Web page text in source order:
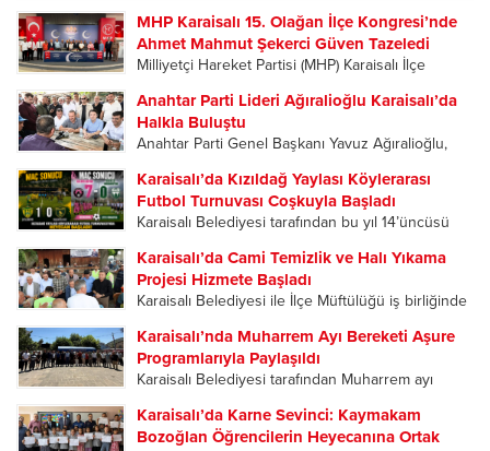
MHP Karaisalı 15. Olağan İlçe Kongresi’nde
Ahmet Mahmut Şekerci Güven Tazeledi
Milliyetçi Hareket Partisi (MHP) Karaisalı İlçe
katılımla gerçekleştirildi. Tek listeyle gidilen
kongrede mevcut İlçe Başkanı Ahmet Mahmut
Şekerci, delegelerin oylarıyla yeniden ilçe
başkanlığına seçilerek...
Anahtar Parti Lideri Ağıralioğlu Karaisalı’da
Halkla Buluştu
Anahtar Parti Genel Başkanı Yavuz Ağıralioğlu,
Yayla Şenlikleri kapsamında geldiği Karaisalı’da
vatandaşların ilgisiyle karşılandı. Karaisalı’da
partililer, Ağıralioğlu’nu çiçeklerle karşıladı.
Karşılama programına Anahtar Parti Adana...
Karaisalı’da Kızıldağ Yaylası Köylerarası
Futbol Turnuvası Coşkuyla Başladı
Karaisalı Belediyesi tarafından bu yıl 14’üncüsü
Turnuvası, düzenlenen açılış programıyla başladı.
Sporun ve dostluğun buluştuğu organizasyonun
ilk gününde oynanan karşılaşmalar
futbolseverlere heyecan dolu anlar yaşattı....
Karaisalı’da Cami Temizlik ve Halı Yıkama
Projesi Hizmete Başladı
Karaisalı Belediyesi ile İlçe Müftülüğü iş birliğinde
Halı Yıkama Projesi”, Kızıldağ Yaylası’ndaki
Ramazanoğlu Camii’nde düzenlenen programla
hizmete açıldı. Açılış programına Karaisalı
Kaymakamı Hüseyin...
Karaisalı’nda Muharrem Ayı Bereketi Aşure
Programlarıyla Paylaşıldı
Karaisalı Belediyesi tarafından Muharrem ayı
ilçe merkezi ile mahallelerde yoğun katılımla
gerçekleştirildi. Birlik, beraberlik ve paylaşma
Karaisalı’da Karne Sevinci: Kaymakam
Bozoğlan Öğrencilerin Heyecanına Ortak